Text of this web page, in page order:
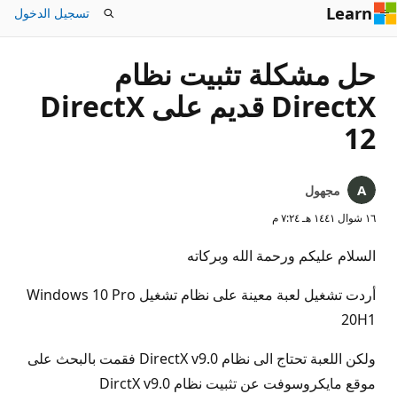
Learn تسجيل الدخول
حل مشكلة تثبيت نظام
DirectX قديم على DirectX
12
مجهول
١٦ شوال ١٤٤١ هـ ٧:٢٤ م
السلام عليكم ورحمة الله وبركاته
أردت تشغيل لعبة معينة على نظام تشغيل Windows 10 Pro
20H1
ولكن اللعبة تحتاج الى نظام DirectX v9.0 فقمت بالبحث على
موقع مايكروسوفت عن تثبيت نظام DirctX v9.0